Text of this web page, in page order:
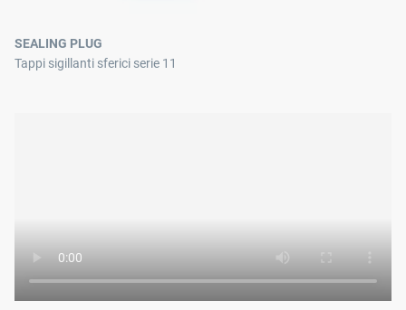
SEALING PLUG
Tappi sigillanti sferici serie 11